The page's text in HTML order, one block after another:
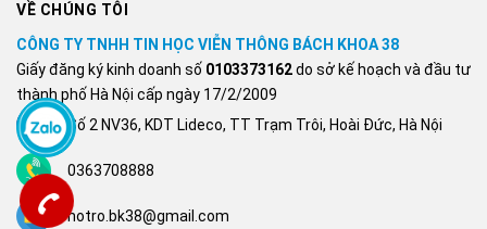
VỀ CHÚNG TÔI
CÔNG TY TNHH TIN HỌC VIỄN THÔNG BÁCH KHOA 38
Giấy đăng ký kinh doanh số 0103373162do sở kế hoạch và đầu tư
thành phố Hà Nội cấp ngày 17/2/2009
Số 2 NV36, KDT Lideco, TT Trạm Trôi, Hoài Đức, Hà Nội
0363708888
hotro.bk38@gmail.com